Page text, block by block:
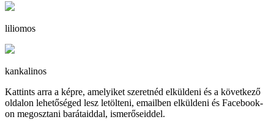
liliomos
kankalinos
Kattints arra a képre, amelyiket szeretnéd elküldeni és a következő
oldalon lehetőséged lesz letölteni, emailben elküldeni és Facebook-
on megosztani barátaiddal, ismerőseiddel.